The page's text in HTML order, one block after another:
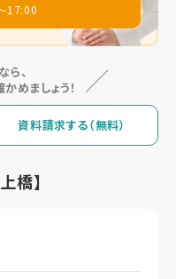
17:00
ら、
めましょう！
資料請求する（無料）
橋】